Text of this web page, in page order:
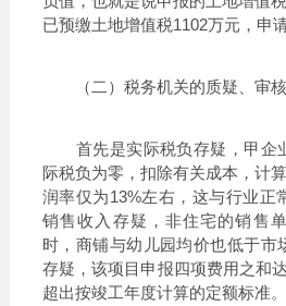
已预缴土地增值税1102万元，申
（二）税务机关的质疑、审核
首先是实际税负存疑，甲企
际税负为零，扣除有关成本，计
润率仅为13%左右，这与行业正
销售收入存疑，非住宅的销售
时，商铺与幼儿园均价也低于市
存疑，该项目申报四项费用之和
超出按竣工年度计算的定额标准。